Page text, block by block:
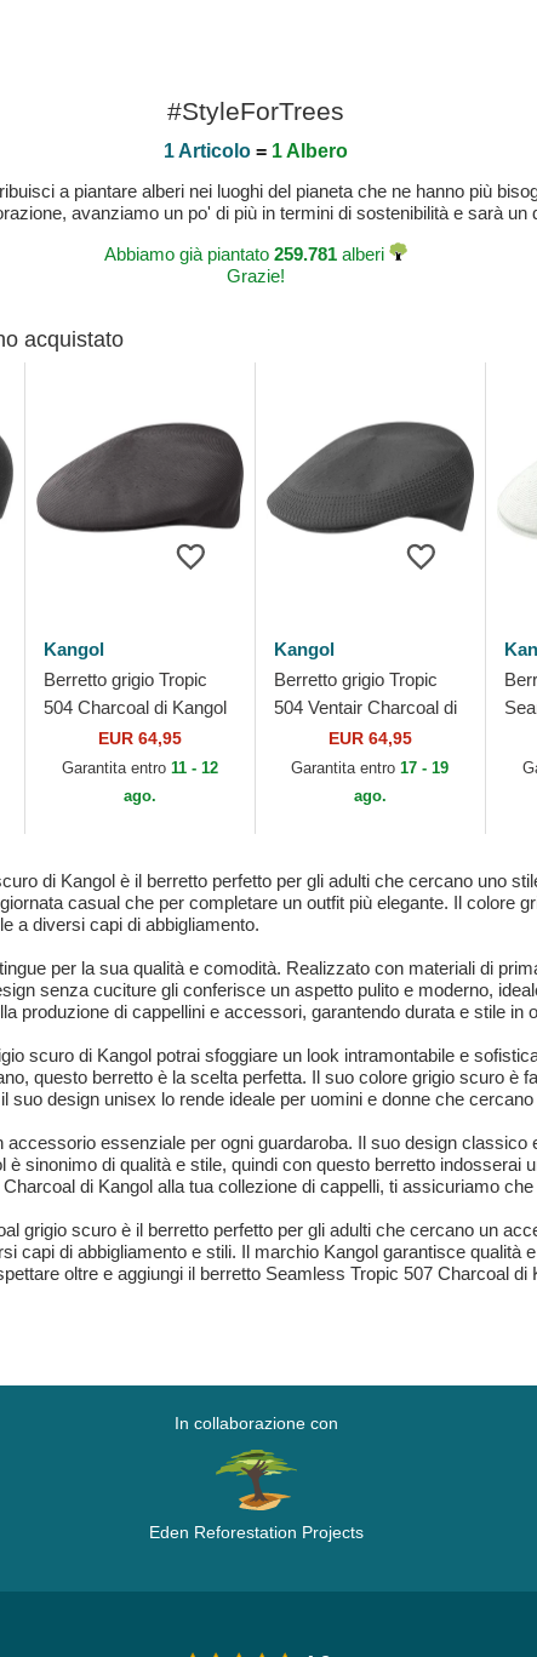
#StyleForTrees
1 Articolo = 1 Albero
a piantare alberi nei luoghi del pianeta che ne hanno più
avanziamo un po' di più in termini di sostenibilità e sarà un
Abbiamo già piantato 259.781 alberi
Grazie!
acquistato
Kangol
Berretto grigio Tropic
504 Charcoal di Kangol
EUR 64,95
Garantita entro 11 - 12
ago.
Kangol
Berretto grigio Tropic
504 Ventair Charcoal di
EUR 64,95
Garantita entro17 - 19
ago.
di Kangol è il berretto perfetto per gli adulti che cercano uno
casual che per completare un outfit più elegante. Il colore
a diversi capi di abbigliamento.
per la sua qualità e comodità. Realizzato con materiali di
senza cuciture gli conferisce un aspetto pulito e moderno,
produzione di cappellini e accessori, garantendo durata e stile in
scuro di Kangol potrai sfoggiare un look intramontabile e
questo berretto è la scelta perfetta. Il suo colore grigio scuro è
suo design unisex lo rende ideale per uomini e donne che
essenziale per ogni guardaroba. Il suo design
sinonimo di qualità e stile, quindi con questo berretto indosserai
di Kangol alla tua collezione di cappelli, ti assicuriamo
grigio scuro è il berretto perfetto per gli adulti che cercano un
capi di abbigliamento e stili. Il marchio Kangol garantisce qualità
oltre e aggiungi il berretto Seamless Tropic 507 Charcoal
In collaborazione con
Eden Reforestation Projects